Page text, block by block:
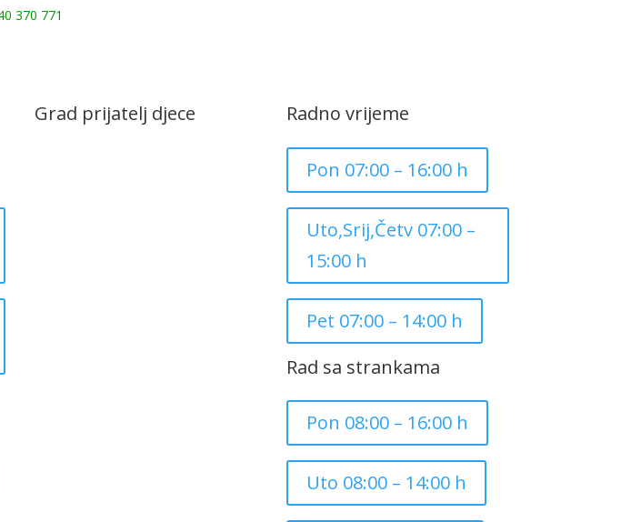
370 771
Grad prijatelj djece Radno vrijeme
Pon 07:00 – 16:00 h
Uto,Srij,Četv 07:00 –
15:00 h
Pet 07:00 – 14:00 h
Rad sa strankama
Pon 08:00 – 16:00 h
Uto 08:00 – 14:00 h